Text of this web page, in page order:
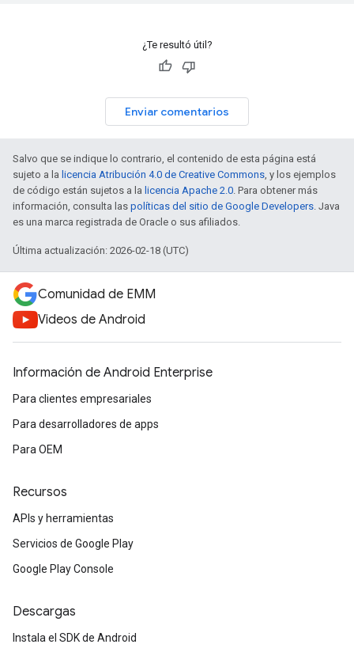
¿Te resultó útil?
Enviar comentarios
Salvo que se indique lo contrario, el contenido de esta página está
sujeto a la licencia Atribución 4.0 de Creative Commons, y los ejemplos
de código están sujetos a la licencia Apache 2.0. Para obtener más
información, consulta las políticas del sitio de Google Developers. Java
es una marca registrada de Oracle o sus afiliados.
Última actualización: 2026-02-18 (UTC)
Comunidad de EMM
Videos de Android
Información de Android Enterprise
Para clientes empresariales
Para desarrolladores de apps
Para OEM
Recursos
APIs y herramientas
Servicios de Google Play
Google Play Console
Descargas
Instala el SDK de Android